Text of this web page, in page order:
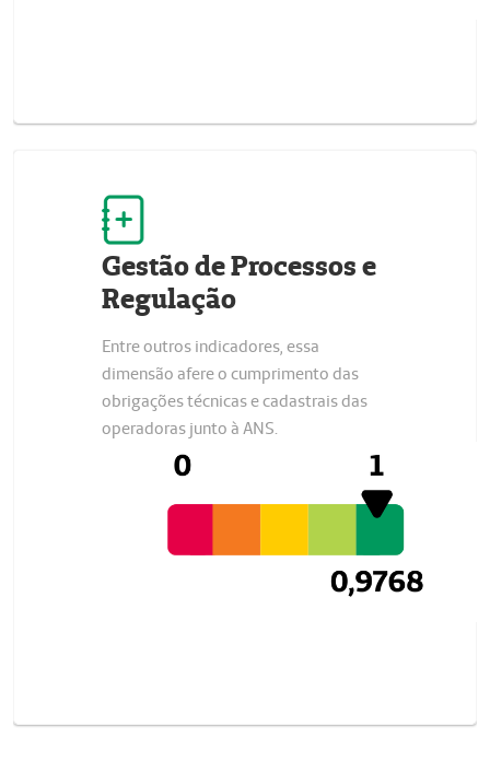
Gestão de Processos e
Regulação
Entre outros indicadores, essa
dimensão afere o cumprimento das
obrigações técnicas e cadastrais das
operadoras junto à ANS.